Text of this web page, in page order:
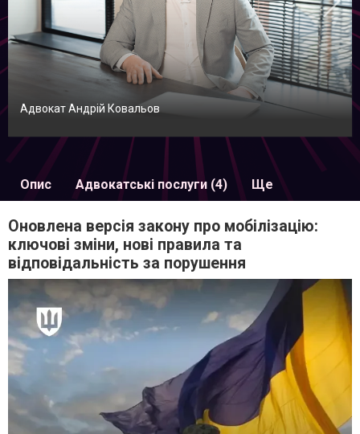
Адвокат Андрій Ковальов
Опис Адвокатські послуги (4) Ще
Оновлена версія закону про мобілізацію:
ключові зміни, нові правила та
відповідальність за порушення